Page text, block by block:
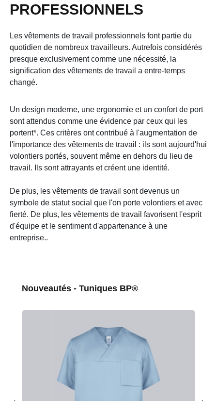
PROFESSIONNELS
Les vêtements de travail professionnels font partie du
quotidien de nombreux travailleurs. Autrefois considérés
presque exclusivement comme une nécessité, la
signification des vêtements de travail a entre-temps
changé.
Un design moderne, une ergonomie et un confort de port
sont attendus comme une évidence par ceux qui les
portent*. Ces critères ont contribué à l'augmentation de
l'importance des vêtements de travail : ils sont aujourd'hui
volontiers portés, souvent même en dehors du lieu de
travail. Ils sont attrayants et créent une identité.
De plus, les vêtements de travail sont devenus un
symbole de statut social que l'on porte volontiers et avec
fierté. De plus, les vêtements de travail favorisent l'esprit
d'équipe et le sentiment d'appartenance à une
entreprise..
Ignorer la galerie de produits
Nouveautés - Tuniques BP®